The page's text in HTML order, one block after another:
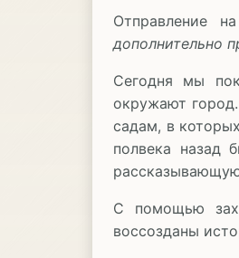
Отправление
дополнительно
Сегодня мы
окружают
садам, в
полвека назад
С помощью
воссозданы